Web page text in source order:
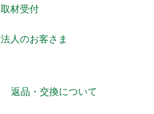
取材受付
法人のお客さま
返品・交換について